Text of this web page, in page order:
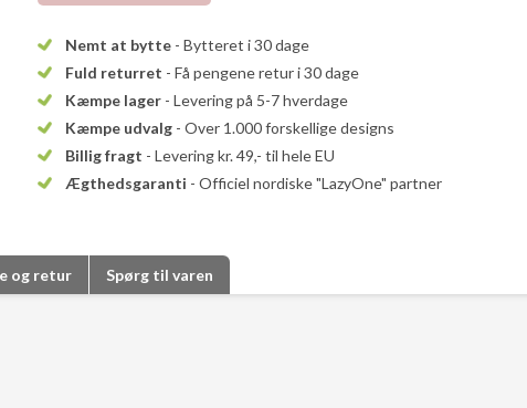
Nemt at bytte - Bytteret i 30 dage
Fuld returret - Få pengene retur i 30 dage
Kæmpe lager - Levering på 5-7 hverdage
Kæmpe udvalg - Over 1.000 forskellige designs
Billig fragt - Levering kr. 49,- til hele EU
Ægthedsgaranti - Officiel nordiske "LazyOne" partner
og retur Spørg til varen